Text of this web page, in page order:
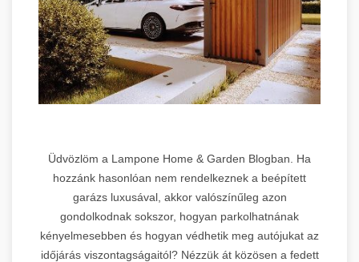
Üdvözlöm a Lampone Home & Garden Blogban. Ha
hozzánk hasonlóan nem rendelkeznek a beépített
garázs luxusával, akkor valószínűleg azon
gondolkodnak sokszor, hogyan parkolhatnának
kényelmesebben és hogyan védhetik meg autójukat az
időjárás viszontagságaitól? Nézzük át közösen a fedett